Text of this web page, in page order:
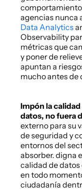
comportamiento
agencias nunca
Data Analytics
Observability
métricas que
y poner de
apuntan a
mucho antes de
Impón la
datos, no fuera
externo para su
de seguridad y
entornos del
absorber. digna
calidad de
en todo
ciudadanía